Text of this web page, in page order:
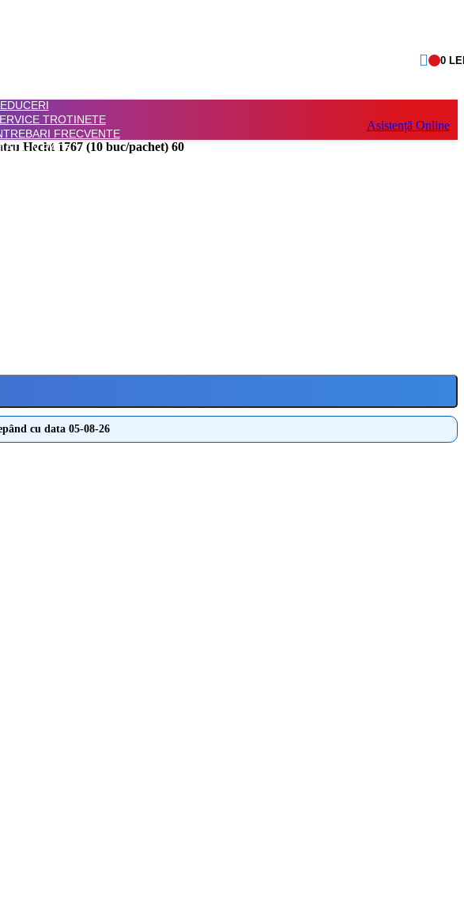
0
TROTINETE
FRECVENTE
IN RATE
Asistență Online
Hecht 1767 (10 buc/pachet) 60
cu data 05-08-26